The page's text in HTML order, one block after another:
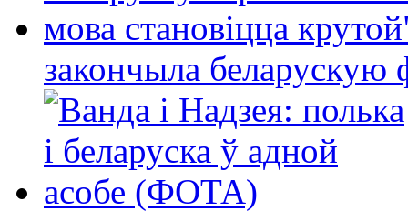
закончыла беларускую